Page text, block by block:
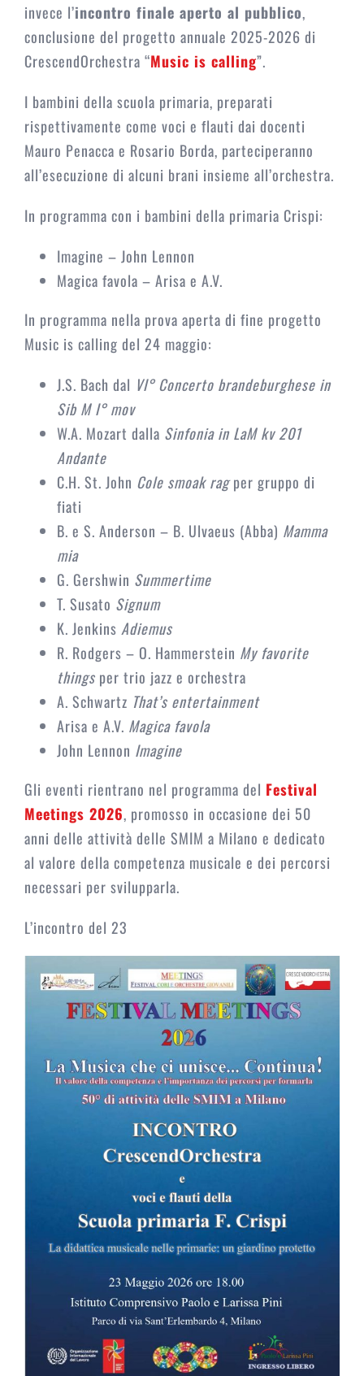
invece l’incontro finale aperto al pubblico,
conclusione del progetto annuale 2025-2026 di
CrescendOrchestra “Music is calling”.
I bambini della scuola primaria, preparati
rispettivamente come voci e flauti dai docenti
Mauro Penacca e Rosario Borda, parteciperanno
all’esecuzione di alcuni brani insieme all’orchestra.
In programma con i bambini della primaria Crispi:
Imagine – John Lennon
Magica favola – Arisa e A.V.
In programma nella prova aperta di fine progetto
Music is calling del 24 maggio:
J.S. Bach dal VI° Concerto brandeburghese in
Sib M I° mov
W.A. Mozart dalla Sinfonia in LaM kv 201
Andante
C.H. St. John Cole smoak ragper gruppo di
fiati
B. e S. Anderson – B. Ulvaeus (Abba) Mamma
mia
G. Gershwin Summertime
T. Susato Signum
K. Jenkins Adiemus
R. Rodgers – O. Hammerstein My favorite
thingsper trio jazz e orchestra
A. Schwartz That’s entertainment
Arisa e A.V. Magica favola
John Lennon Imagine
Gli eventi rientrano nel programma del Festival
Meetings 2026, promosso in occasione dei 50
anni delle attività delle SMIM a Milano e dedicato
al valore della competenza musicale e dei percorsi
necessari per svilupparla.
L’incontro del 23